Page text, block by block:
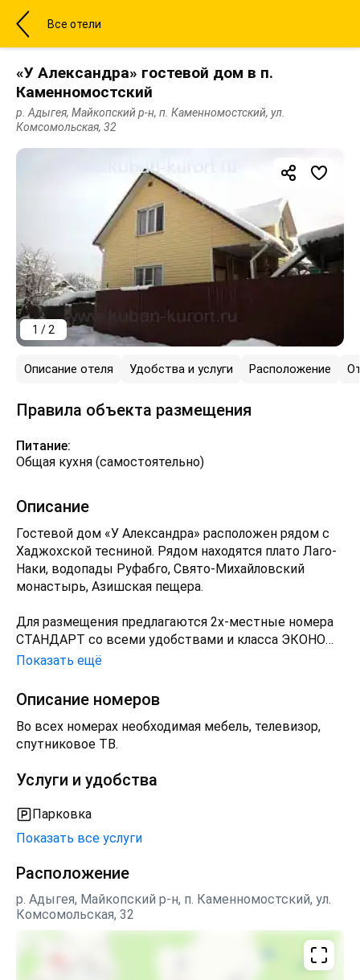
Все отели
«У Александра» гостевой дом в п.
Каменномостский
р. Адыгея, Майкопский р-н, п. Каменномостский, ул.
Комсомольская, 32
1 / 2
Описание отеля Удобства и услуги Расположение
Правила объекта размещения
Питание:
Общая кухня (самостоятельно)
Описание
Гостевой дом «У Александра» расположен рядом с
Хаджохской тесниной. Рядом находятся плато Лаго-
Наки, водопады Руфабго, Свято-Михайловский
монастырь, Азишская пещера.
Для размещения предлагаются 2х-местные номера
СТАНДАРТ со всеми удобствами и класса ЭКОНОМ
с удобствами на этаже, рассчитаные на проживание
необходимая мебель, телевизор, спутниковое ТВ.
На первом этаже расположена кухня для
самостоятельного приготовления пищи,
территории есть навес с мангалом для любителей
банька. Свой автомобиль Вы можете припарковать
перед зданием.
Есть возможность организации конных прогулок,
Показать ещё
Описание номеров
Во всех номерах необходимая мебель, телевизор,
спутниковое ТВ.
Услуги и удобства
Парковка
Показать все услуги
Расположение
р. Адыгея, Майкопский р-н, п. Каменномостский, ул.
Комсомольская, 32